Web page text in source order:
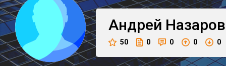
Андрей Назаров
50 0 0 0 0